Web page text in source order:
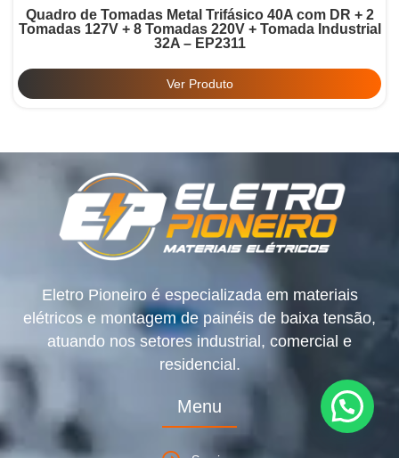
Quadro de Tomadas Metal Trifásico 40A com DR + 2
Tomadas 127V + 8 Tomadas 220V + Tomada Industrial
32A – EP2311
Ver Produto
Eletro Pioneiro é especializada em materiais
elétricos e montagem de painéis de baixa tensão,
atuando nos setores industrial, comercial e
residencial.
Menu